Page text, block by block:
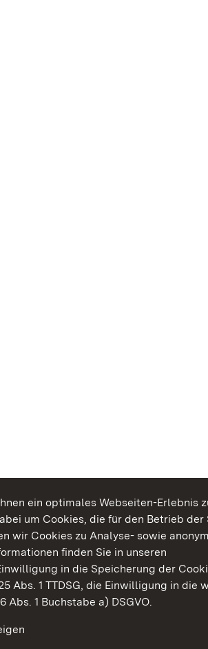
ein optimales Webseiten-Erlebnis
um Cookies, die für den Betrieb der
wir Cookies zu Analyse- sowie
finden Sie in unseren
in die Speicherung der
Abs. 1 TTDSG, die Einwilligung in die
1 Buchstabe a) DSGVO.